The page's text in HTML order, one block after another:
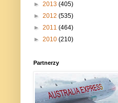
► 2013 (405)
► 2012 (535)
► 2011 (464)
► 2010 (210)
Partnerzy